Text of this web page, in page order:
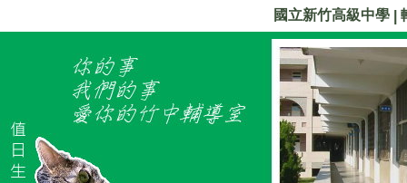
國立新竹高級中學